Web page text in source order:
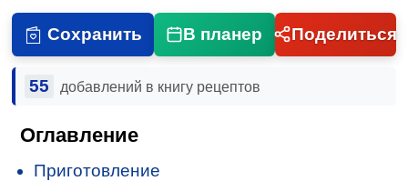
Сохранить В планер Поделиться
55 добавлений в книгу рецептов
Оглавление
Приготовление